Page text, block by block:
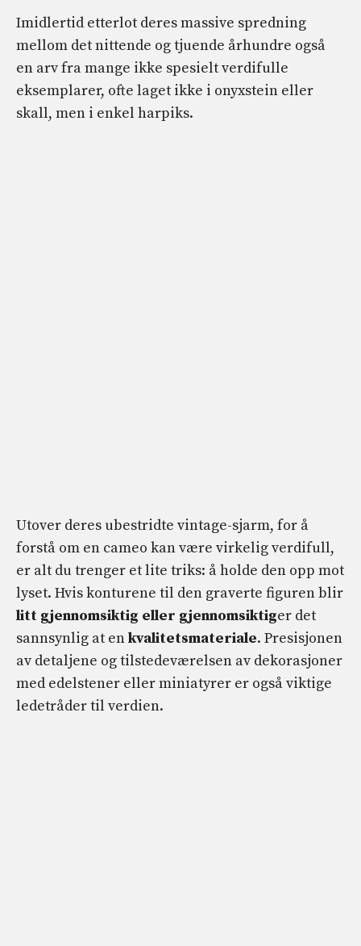
Imidlertid etterlot deres massive spredning
mellom det nittende og tjuende århundre også
en arv fra mange ikke spesielt verdifulle
eksemplarer, ofte laget ikke i onyxstein eller
skall, men i enkel harpiks.
Utover deres ubestridte vintage-sjarm, for å
forstå om en cameo kan være virkelig verdifull,
er alt du trenger et lite triks: å holde den opp mot
lyset. Hvis konturene til den graverte figuren blir
litt gjennomsiktig eller gjennomsiktiger det
sannsynlig at enkvalitetsmateriale. Presisjonen
av detaljene og tilstedeværelsen av dekorasjoner
med edelstener eller miniatyrer er også viktige
ledetråder til verdien.